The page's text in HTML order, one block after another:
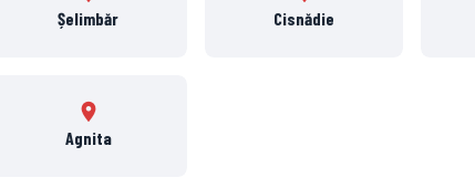
Șelimbăr Cisnădie
Agnita